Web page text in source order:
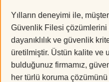
Yılların deneyimi ile,
Güvenlik Filesi
dayanıklılık ve güvenlik
üretilmiştir. Üstün kalite ve
bulduğunuz firmamız,
her türlü koruma